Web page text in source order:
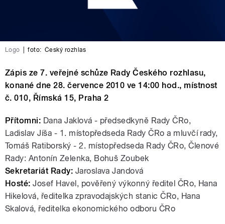
Logo foto: Český rozhlas
Zápis ze 7. veřejné schůze Rady Českého rozhlasu,
konané dne 28. července 2010 ve 14:00 hod., místnost
č. 010, Římská 15, Praha 2
Přítomni: Dana Jaklová - předsedkyně Rady ČRo,
Ladislav Jíša - 1. místopředseda Rady ČRo a mluvčí rady,
Tomáš Ratiborský - 2. místopředseda Rady ČRo, Členové
Rady: Antonín Zelenka, Bohuš Zoubek
Sekretariát Rady: Jaroslava Jandová
Hosté: Josef Havel, pověřený výkonný ředitel ČRo, Hana
Hikelová, ředitelka zpravodajských stanic ČRo, Hana
Skalová, ředitelka ekonomického odboru ČRo